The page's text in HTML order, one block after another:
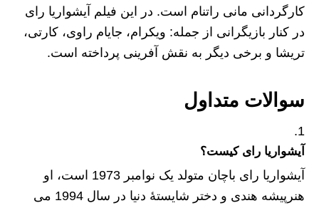
کارگردانی مانی راتنام است. در این فیلم آیشواریا رای
در کنار بازیگرانی از جمله: ویکرام، جایام راوی، کارتی،
تریشا و برخی دیگر به نقش آفرینی پرداخته است.
سوالات متداول
آیشواریا رای کیست؟
آیشواریا رای باچان متولد یک نوامبر 1973 است، او
هنرپیشه هندی و دختر شایستهٔ دنیا در سال 1994 می